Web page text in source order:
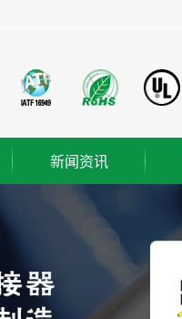
新闻资讯
公司新闻
技术知识